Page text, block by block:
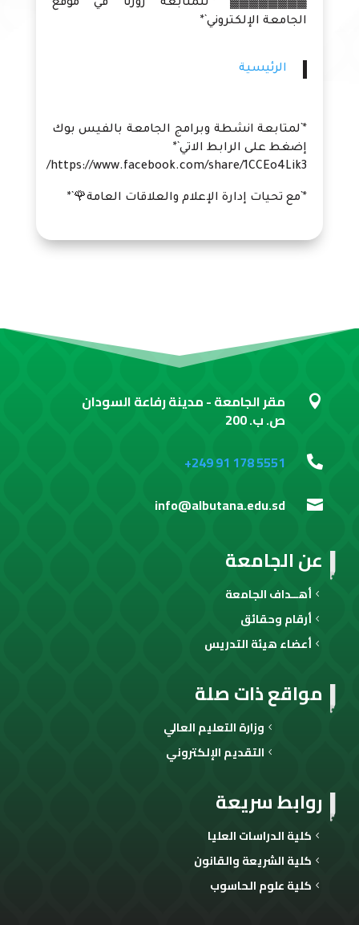
▓▓▓▓▓▓▓▓ *`للمتابعة زورنا في موقع
الجامعة الإلكتروني`*
الرئيسية
*`لمتابعة انشطة وبرامج الجامعة بالفيس بوك
إضغط على الرابط الاتي`*
https://www.facebook.com/share/1CCEo4Lik3/
*`مع تحيات إدارة الإعلام والعلاقات العامة🌹`*
روابط سريعة
كلية الدراسات العليا
كلية الشريعة والقانون
كلية علوم الحاسوب
مواقع ذات صلة
وزارة التعليم العالي
التقديم الإلكتروني
عن الجامعة
أهــداف الجامعة
أرقام وحقائق
أعضاء هيئة التدريس
 مقر الجامعة - مدينة رفاعة السودان
ص. ب. 200

+249 91 178 5551

info@albutana.edu.sd